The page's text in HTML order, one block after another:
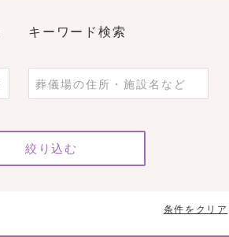
キーワード検索
条件をクリア